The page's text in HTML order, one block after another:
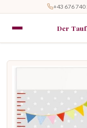
+43 676 740
Der